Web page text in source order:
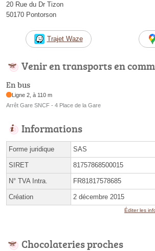
20 Rue du Dr Tizon
50170 Pontorson
Trajet Waze
Venir en transports en
En bus
Ligne 2, à 110 m
Arrêt Gare SNCF - 4 Place de la Gare
Informations
Forme juridique SAS
SIRET 81757868500015
N° TVA Intra. FR81817578685
Création 2 décembre 2015
Éditer les
Chocolateries proches